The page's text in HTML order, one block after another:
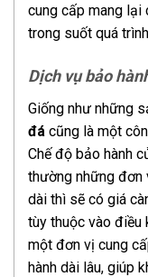
cung cấp mang
trong suốt quá
Dịch vụ bảo
Giống như những
đá cũng là một
Chế độ bảo hành
thường những đơn
dài thì sẽ có giá
tùy thuộc vào điều
một đơn vị cung
hành dài lâu, giúp